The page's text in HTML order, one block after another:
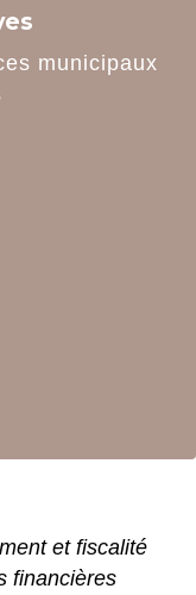
municipaux
et fiscalité
financières